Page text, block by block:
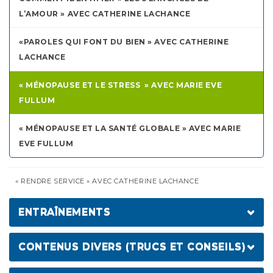
ERIC VIDÉO 4 « L’AUTRE NIVEAU »
L’AMOUR » AVEC CATHERINE LACHANCE
«PAROLES QUI FONT DU BIEN » AVEC CATHERINE
LACHANCE
« MÉNOPAUSE ET LE STRESS » AVEC MARIE EVE
FULLUM
« MÉNOPAUSE ET LA SANTÉ GLOBALE » AVEC MARIE
EVE FULLUM
« RENDRE SERVICE » AVEC CATHERINE LACHANCE
ENTRAÎNEMENTS
COACH ANNIE LAJOIE – L’ÉCHAUFFEMENT
CONTENUS DIVERS (TRUCS ET CONSEILS)
L’ALCOOL